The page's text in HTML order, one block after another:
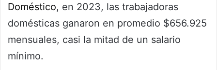
Doméstico, en 2023, las trabajadoras
domésticas ganaron en promedio $656.925
mensuales, casi la mitad de un salario
mínimo.